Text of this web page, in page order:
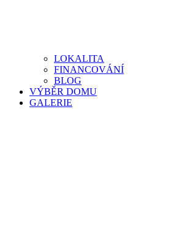
LOKALITA
FINANCOVÁNÍ
BLOG
VÝBĚR DOMU
GALERIE